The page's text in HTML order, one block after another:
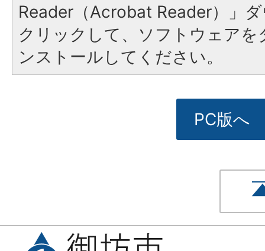
Reader（Acrobat Reader）」
クリックして、ソフトウェア
ンストールしてください。
PC版へ